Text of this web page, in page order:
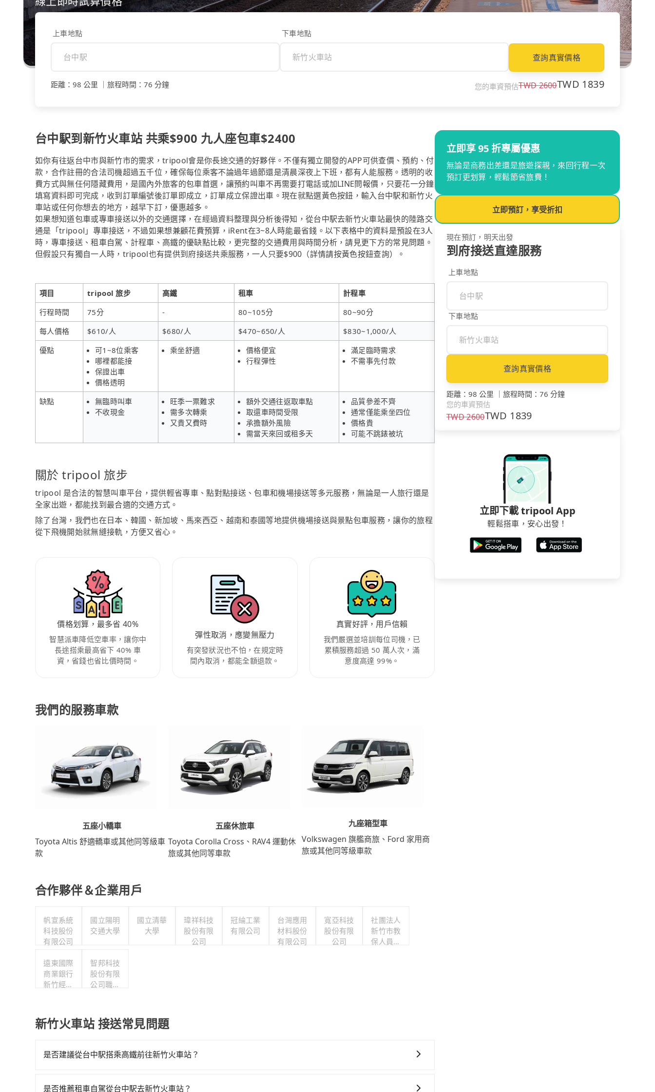
上車地點 下車地點
查詢真實價格
距離 ： 98 公里 旅程時間 ： 76 分鐘 您的車資預估TWD2600TWD 1839
台中駅到新竹火車站 共乘$900 九人座包車$2400
如你有往返台中市與新竹市的需求，tripool會是你長途交通的好夥伴。不僅有獨立開發的APP可供查價、預約、付
款，合作註冊的合法司機超過五千位，確保每位乘客不論過年過節還是清晨深夜上下班，都有人能服務。透明的收
費方式與無任何隱藏費用，是國內外旅客的包車首選，讓預約叫車不再需要打電話或加LINE問報價，只要花一分鐘
填寫資料即可完成，收到訂單編號後訂單即成立，訂單成立保證出車。現在就點選黃色按鈕，輸入台中駅和新竹火
車站或任何你想去的地方，越早下訂，優惠越多。
如果想知道包車或專車接送以外的交通選擇，在經過資料整理與分析後得知，從台中駅去新竹火車站最快的陸路交
通是「tripool」專車接送，不過如果想兼顧花費預算，iRent在3~8人時能最省錢。以下表格中的資料是預設在3人
時，專車接送、租車自駕、計程車、高鐵的優缺點比較，更完整的交通費用與時間分析，請見更下方的常見問題。
但假設只有獨自一人時，tripool也有提供到府接送共乘服務，一人只要$900（詳情請按黃色按鈕查詢）。
項目 tripool 旅步 高鐵 租車
計程車
行程時間
75分 - 80~105分
80~90分
每人價格
$610/人 $680/人 $470~650/人
$830~1,000/人
優點
可1~8位乘客
哪裡都能接
保證出車
價格透明
乘坐舒適
價格便宜
行程彈性
滿足臨時需求
不需事先付款
缺點
無臨時叫車
不收現金
旺季一票難求
需多次轉乘
又貴又費時
額外交通往返取車點
取還車時間受限
承擔額外風險
需當天來回或租多天
品質參差不齊
通常僅能乘坐四位
價格貴
可能不跳錶被坑
關於 tripool 旅步
tripool 是合法的智慧叫車平台，提供輕省專車、點對點接送、包車和機場接送等多元服務，無論是一人旅行還是
全家出遊，都能找到最合適的交通方式。
除了台灣，我們也在日本、韓國、新加坡、馬來西亞、越南和泰國等地提供機場接送與景點包車服務，讓你的旅程
從下飛機開始就無縫接軌，方便又省心。
價格划算，最多省 40%
智慧派車降低空車率，讓你中
長途搭乘最高省下 40% 車
資，省錢也省比價時間。
彈性取消，應變無壓力
有突發狀況也不怕，在規定時
間內取消，都能全額退款。
真實好評，用戶信賴
我們嚴選並培訓每位司機，已
累積服務超過 50 萬人次，滿
意度高達 99%。
我們的服務車款
五座小轎車
Toyota Altis 舒適轎車或其他同等級車
款
五座休旅車
Toyota Corolla Cross、RAV4 運動休
旅或其他同等車款
九座箱型車
Volkswagen 旗艦商旅、Ford 家用商
旅或其他同等級車款
合作夥伴＆企業用戶
帆宣系統
科技股份
有限公司
國立陽明
交通大學
國立清華
大學
瑋祥科技
股份有限
公司
冠綸工業
有限公司
台灣應用
材料股份
有限公司
寬亞科技
股份有限
公司
社團法人
新竹市教
保人員協
遠東國際
商業銀行
新竹經國
智邦科技
股份有限
公司職工
新竹火車站 接送常見問題
是否建議從台中駅搭乘高鐵前往新竹火車站？
最多有63班次高鐵可搭乘。假設從台中駅 (台中市東區) 前往最靠近的台中高鐵站，叫一輛計程車花費約400元、
是否推薦租車自駕從台中駅去新竹火車站？
立即享 95 折專屬優惠
無論是商務出差還是旅遊探親，來回行程一次
預訂更划算，輕鬆節省旅費！
立即預訂，享受折扣
現在預訂，明天出發
到府接送直達服務
上車地點
下車地點
查詢真實價格
距離 ： 98 公里 ｜ 旅程時間 ： 76 分鐘
您的車資預估
TWD2600TWD 1839
立即下載 tripool App
輕鬆搭車，安心出發！